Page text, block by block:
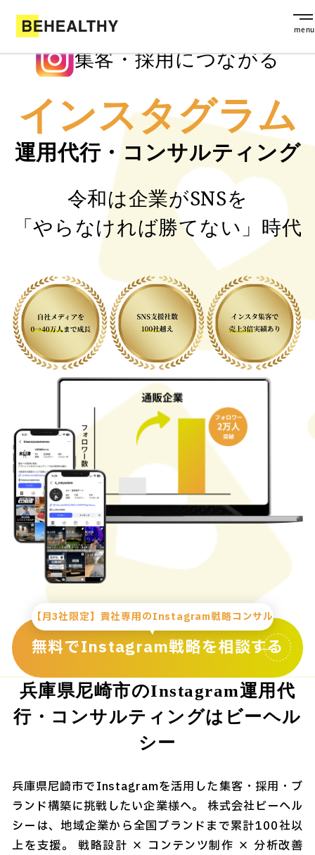
集客・採用につながる
インスタグラム
運用代行・コンサルティング
令和は企業がSNSを
「やらなければ勝てない」時代
【月3社限定】貴社専用のInstagram戦略コンサル
無料でInstagram戦略を相談する
兵庫県尼崎市のInstagram運用代
行・コンサルティングはビーヘル
シー
兵庫県尼崎市でInstagramを活用した集客・採用・ブ
ランド構築に挑戦したい企業様へ。 株式会社ビーヘル
シーは、地域企業から全国ブランドまで累計100社以
上を支援。 戦略設計 × コンテンツ制作 × 分析改善